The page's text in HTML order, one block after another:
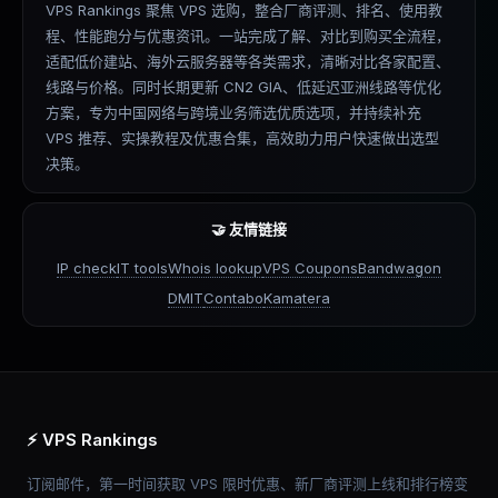
VPS Rankings 聚焦 VPS 选购，整合厂商评测、排名、使用教
程、性能跑分与优惠资讯。一站完成了解、对比到购买全流程，
适配低价建站、海外云服务器等各类需求，清晰对比各家配置、
线路与价格。同时长期更新 CN2 GIA、低延迟亚洲线路等优化
方案，专为中国网络与跨境业务筛选优质选项，并持续补充
VPS 推荐、实操教程及优惠合集，高效助力用户快速做出选型
决策。
🤝 友情链接
IP checkIT toolsWhois lookupVPS CouponsBandwagon
DMITContaboKamatera
⚡ VPS Rankings
订阅邮件，第一时间获取 VPS 限时优惠、新厂商评测上线和排行榜变